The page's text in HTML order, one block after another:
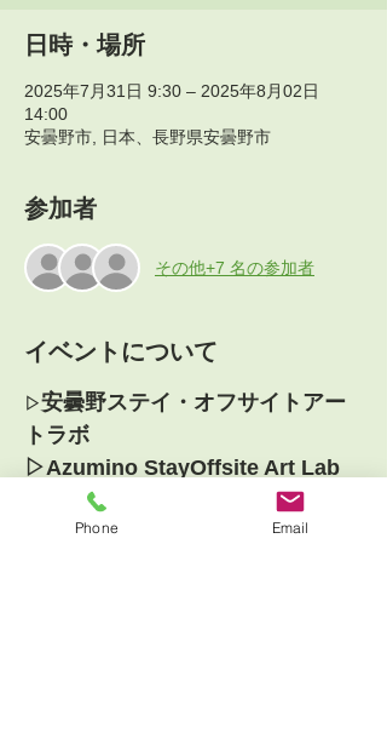
日時・場所
2025年7月31日 9:30 – 2025年8月02日
14:00
安曇野市, 日本、長野県安曇野市
参加者
その他+7 名の参加者
イベントについて
▷安曇野ステイ・オフサイトアー
トラボ
▷Azumino StayOffsite Art Lab
--English is below--
Phone Email